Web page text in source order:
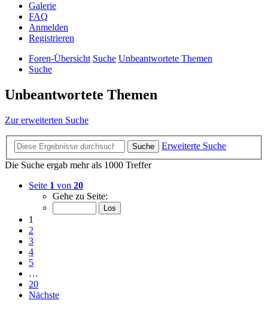
Galerie
FAQ
Anmelden
Registrieren
Foren-Übersicht Suche Unbeantwortete Themen
Suche
Unbeantwortete Themen
Zur erweiterten Suche
Suche
Erweiterte Suche
Die Suche ergab mehr als 1000 Treffer
Seite 1 von 20
Gehe zu Seite:
1
2
3
4
5
…
20
Nächste